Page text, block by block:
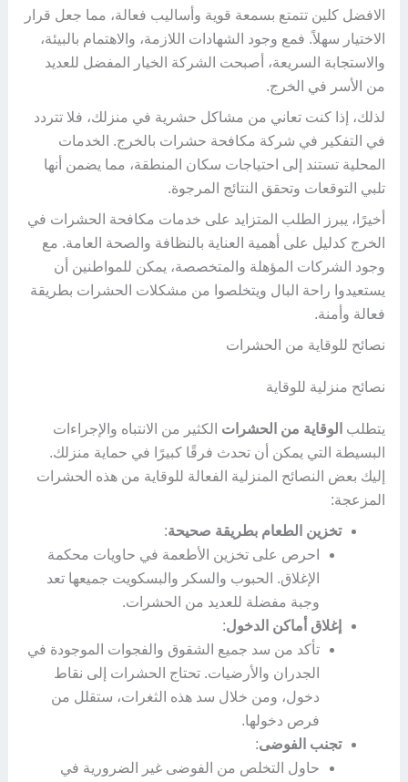
الافضل كلين تتمتع بسمعة قوية وأساليب فعالة، مما جعل قرار
الاختيار سهلاً. فمع وجود الشهادات اللازمة، والاهتمام بالبيئة،
والاستجابة السريعة، أصبحت الشركة الخيار المفضل للعديد
من الأسر في الخرج.
لذلك، إذا كنت تعاني من مشاكل حشرية في منزلك، فلا تتردد
في التفكير في شركة مكافحة حشرات بالخرج. الخدمات
المحلية تستند إلى احتياجات سكان المنطقة، مما يضمن أنها
تلبي التوقعات وتحقق النتائج المرجوة.
أخيرًا، يبرز الطلب المتزايد على خدمات مكافحة الحشرات في
الخرج كدليل على أهمية العناية بالنظافة والصحة العامة. مع
وجود الشركات المؤهلة والمتخصصة، يمكن للمواطنين أن
يستعيدوا راحة البال ويتخلصوا من مشكلات الحشرات بطريقة
فعالة وأمنة.
نصائح للوقاية من الحشرات
نصائح منزلية للوقاية
يتطلب الوقاية من الحشرات الكثير من الانتباه والإجراءات
البسيطة التي يمكن أن تحدث فرقًا كبيرًا في حماية منزلك.
إليك بعض النصائح المنزلية الفعالة للوقاية من هذه الحشرات
المزعجة:
تخزين الطعام بطريقة صحيحة:
احرص على تخزين الأطعمة في حاويات محكمة
الإغلاق. الحبوب والسكر والبسكويت جميعها تعد
وجبة مفضلة للعديد من الحشرات.
إغلاق أماكن الدخول:
تأكد من سد جميع الشقوق والفجوات الموجودة في
الجدران والأرضيات. تحتاج الحشرات إلى نقاط
دخول، ومن خلال سد هذه الثغرات، ستقلل من
فرص دخولها.
تجنب الفوضى:
حاول التخلص من الفوضى غير الضرورية في